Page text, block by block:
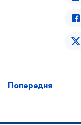
Попередня